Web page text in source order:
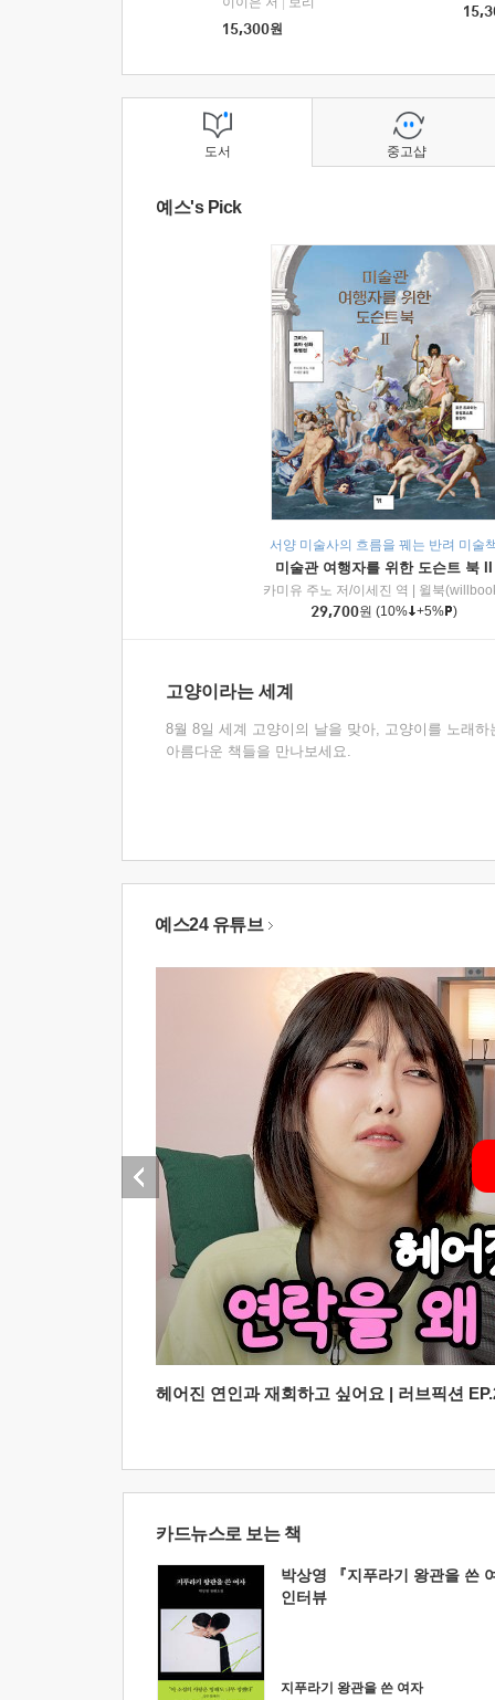
15,300원
도서
예스's Pick
서양 미술사의 흐름을 꿰는 반려 미술
미술관 여행자를 위한 도슨트 북 II
카미유 주노 저/이세진 역
윌북
29,700원 (10% +5% )
고양이라는 세계
8월 8일 세계 고양이의 날을 맞아, 고양이를 노래하
아름다운 책들을 만나보세요.
중고샵
예스24 유튜브
헤어진 연인과 재회하고 싶어요 | 러브픽션
카드뉴스로 보는 책
박상영 『지푸라기 왕관을 쓴
인터뷰
지푸라기 왕관을 쓴 여자